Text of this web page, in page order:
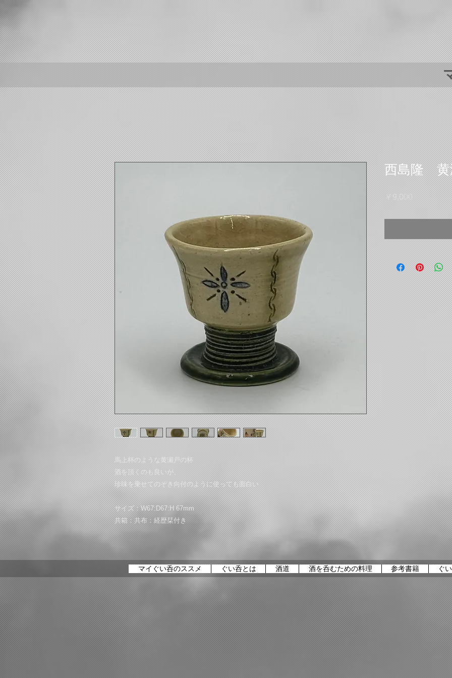
馬上杯のような黄瀬戸の杯
酒を頂くのも良いが、
珍味を乗せてのぞき向付のように使っても面白い
サイズ：W67:D67:H 67mm
共箱：共布：経歴栞付き
西島隆
￥9,000
マイぐい呑のススメ ぐい呑とは 酒道 酒を呑むための料理 参考書籍 ぐ